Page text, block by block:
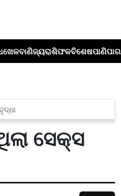
ଖେଳବାଣିଜ୍ୟରାଶିଫଳବିଶେଷପାଣିପାଗ
ସେକ୍ସ